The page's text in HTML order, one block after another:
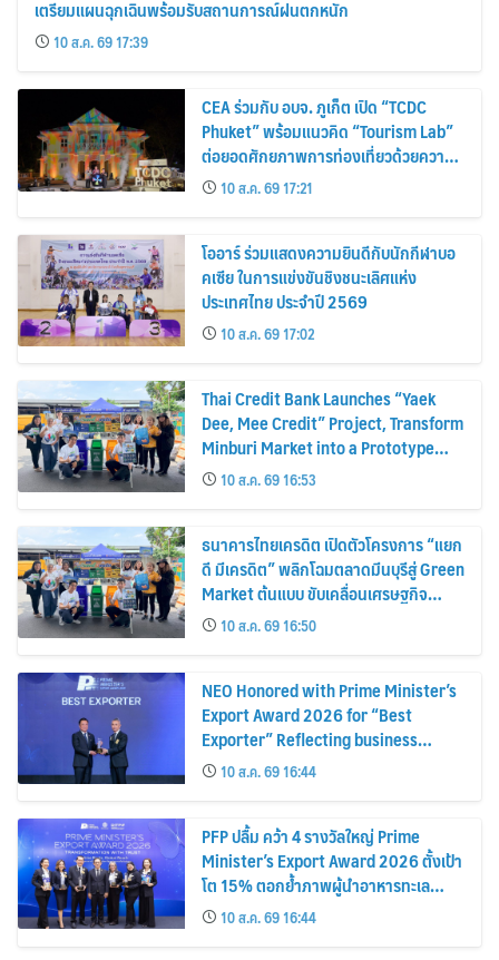
เตรียมแผนฉุกเฉินพร้อมรับสถานการณ์ฝนตกหนัก
10 ส.ค. 69 17:39
CEA ร่วมกับ อบจ. ภูเก็ต เปิด “TCDC
Phuket” พร้อมแนวคิด “Tourism Lab”
ต่อยอดศักยภาพการท่องเที่ยวด้วยความ
คิดสร้างสรรค์ ขับเคลื่อนเศรษฐกิจ
สร้างสรรค์ของภูเก็ต
10 ส.ค. 69 17:21
โออาร์ ร่วมแสดงความยินดีกับนักกีฬาบอ
คเซีย ในการแข่งขันชิงชนะเลิศแห่ง
ประเทศไทย ประจำปี 2569
10 ส.ค. 69 17:02
Thai Credit Bank Launches “Yaek
Dee, Mee Credit” Project, Transform
Minburi Market into a Prototype
Green Market, Driving the Circular
Economy and Turning Waste into
Extra Income for Vendors
10 ส.ค. 69 16:53
ธนาคารไทยเครดิต เปิดตัวโครงการ “แยก
ดี มีเครดิต” พลิกโฉมตลาดมีนบุรีสู่ Green
Market ต้นแบบ ขับเคลื่อนเศรษฐกิจ
หมุนเวียน พลิกขยะสร้างรายได้เสริมให้ผู้
ค้า
10 ส.ค. 69 16:50
NEO Honored with Prime Minister’s
Export Award 2026 for “Best
Exporter” Reflecting business
excellence, elevating Thai products
globally
10 ส.ค. 69 16:44
PFP ปลื้ม คว้า 4 รางวัลใหญ่ Prime
Minister’s Export Award 2026 ตั้งเป้า
โต 15% ตอกย้ำภาพผู้นำอาหารทะเล
แปรรูป
10 ส.ค. 69 16:44